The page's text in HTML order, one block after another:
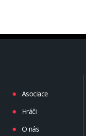
Asociace
Hráči
O nás